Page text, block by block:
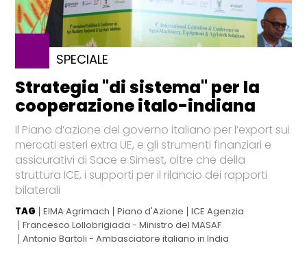
SPECIALE
Strategia "di sistema" per la
cooperazione italo-indiana
Il Piano d’azione del governo italiano per l’export sui
mercati esteri extra UE, e gli strumenti finanziari e
assicurativi di Sace e Simest, oltre che della
struttura ICE, i supporti per il rilancio dei rapporti
bilaterali
TAG EIMA Agrimach Piano d'Azione
ICE Agenzia
Francesco Lollobrigiada - Ministro del MASAF
Antonio Bartoli - Ambasciatore italiano in India